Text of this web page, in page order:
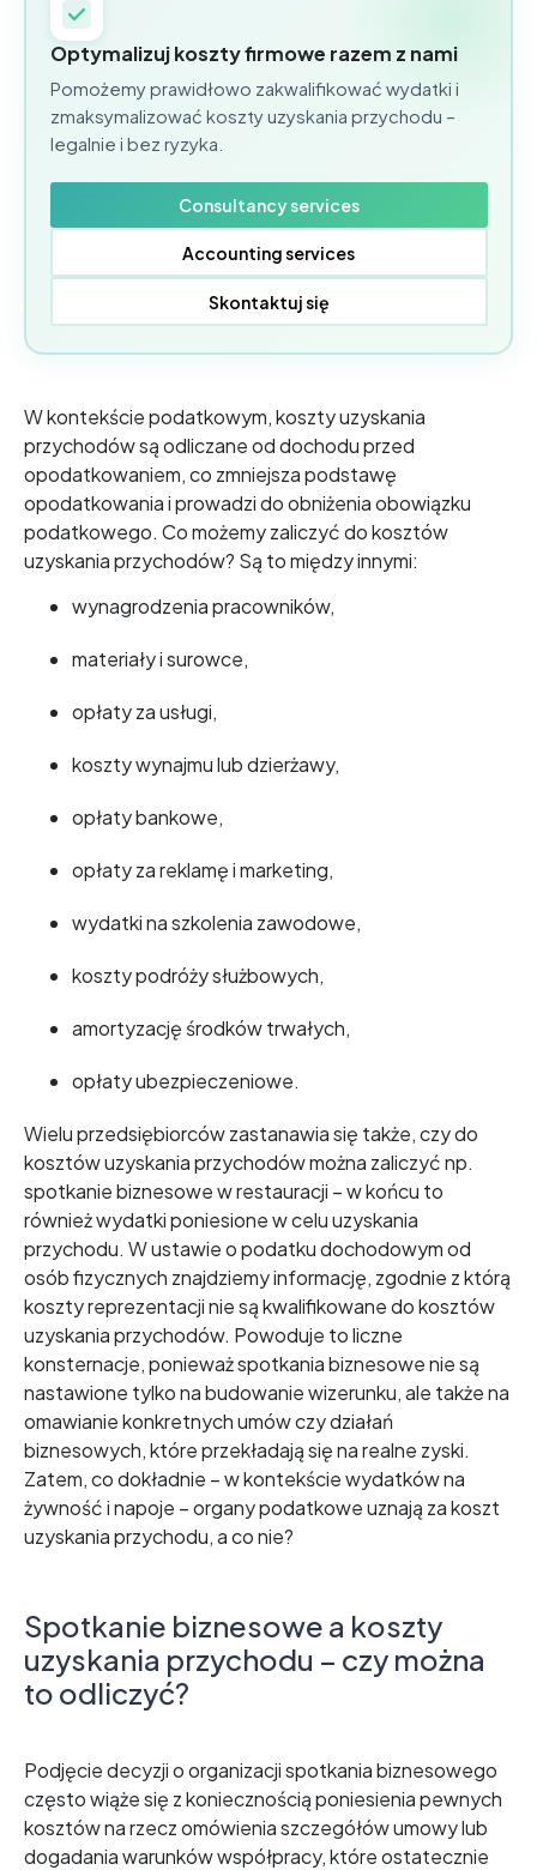
Optymalizuj koszty firmowe razem z nami
Pomożemy prawidłowo zakwalifikować wydatki i
zmaksymalizować koszty uzyskania przychodu –
legalnie i bez ryzyka.
Consultancy services
Accounting services
Skontaktuj się
W kontekście podatkowym, koszty uzyskania
przychodów są odliczane od dochodu przed
opodatkowaniem, co zmniejsza podstawę
opodatkowania i prowadzi do obniżenia obowiązku
podatkowego. Co możemy zaliczyć do kosztów
uzyskania przychodów? Są to między innymi:
wynagrodzenia pracowników,
materiały i surowce,
opłaty za usługi,
koszty wynajmu lub dzierżawy,
opłaty bankowe,
opłaty za reklamę i marketing,
wydatki na szkolenia zawodowe,
koszty podróży służbowych,
amortyzację środków trwałych,
opłaty ubezpieczeniowe.
Wielu przedsiębiorców zastanawia się także, czy do
kosztów uzyskania przychodów można zaliczyć np.
spotkanie biznesowe w restauracji – w końcu to
również wydatki poniesione w celu uzyskania
przychodu. W ustawie o podatku dochodowym od
osób fizycznych znajdziemy informację, zgodnie z którą
koszty reprezentacji nie są kwalifikowane do kosztów
uzyskania przychodów. Powoduje to liczne
konsternacje, ponieważ spotkania biznesowe nie są
nastawione tylko na budowanie wizerunku, ale także na
omawianie konkretnych umów czy działań
biznesowych, które przekładają się na realne zyski.
Zatem, co dokładnie – w kontekście wydatków na
żywność i napoje – organy podatkowe uznają za koszt
uzyskania przychodu, a co nie?
Spotkanie biznesowe a koszty
uzyskania przychodu – czy można
to odliczyć?
Podjęcie decyzji o organizacji spotkania biznesowego
często wiąże się z koniecznością poniesienia pewnych
kosztów na rzecz omówienia szczegółów umowy lub
dogadania warunków współpracy, które ostatecznie